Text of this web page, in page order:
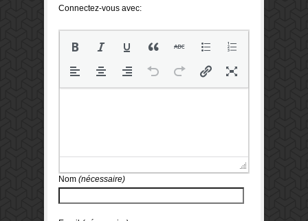
Connectez-vous avec:
Nom (nécessaire)